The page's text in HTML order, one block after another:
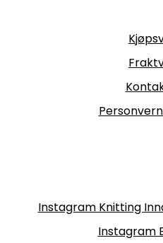
Instagram Knitting
Instagram